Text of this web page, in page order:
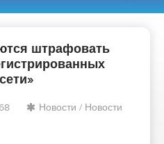
штрафовать
Новости / Новости